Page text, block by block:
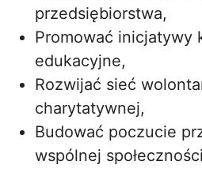
przedsiębiorstwa,
Promować inicjatywy
edukacyjne,
Rozwijać sieć
charytatywnej,
Budować poczucie
wspólnej